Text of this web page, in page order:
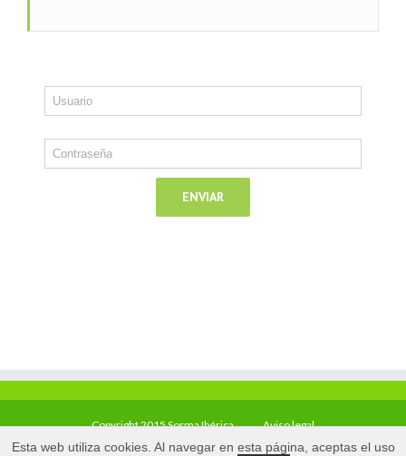
Copyright 2015 Sorma Ibérica Aviso legal
Esta web utiliza cookies. Al navegar en esta página, aceptas el uso